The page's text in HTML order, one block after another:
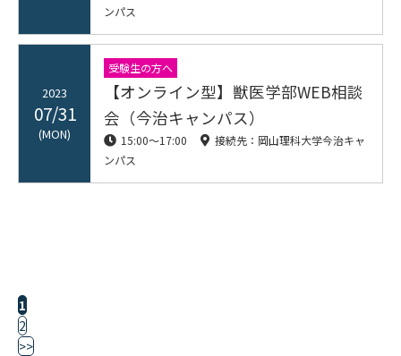
ンパス
2023
07/31
(MON)
受験生の方へ
【オンライン型】獣医学部WEB相談
会（今治キャンパス）
15:00〜17:00
接続先：岡山理科大学今治キャ
ンパス
1
2
>>